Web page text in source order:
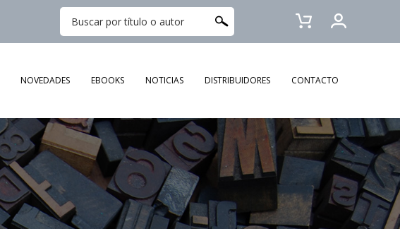
NOVEDADES EBOOKS NOTICIAS DISTRIBUIDORES CONTACTO